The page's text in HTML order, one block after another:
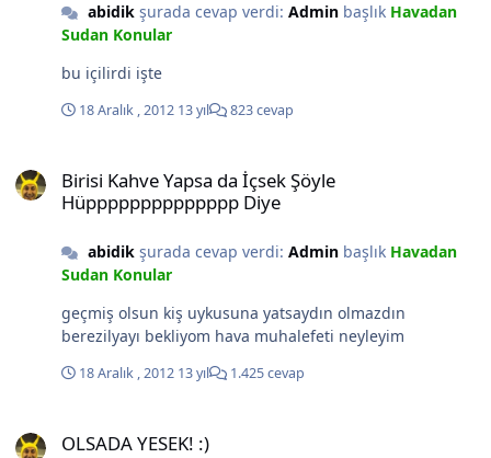
abidikşurada cevap verdi: Adminbaşlık Havadan
Sudan Konular
bu içilirdi işte
18 Aralık , 2012 13 yıl 823 cevap
Birisi Kahve Yapsa da İçsek Şöyle
Hüpppppppppppppp Diye
abidikşurada cevap verdi: Adminbaşlık Havadan
Sudan Konular
geçmiş olsun kiş uykusuna yatsaydın olmazdın
berezilyayı bekliyom hava muhalefeti neyleyim
18 Aralık , 2012 13 yıl 1.425 cevap
OLSADA YESEK! :)